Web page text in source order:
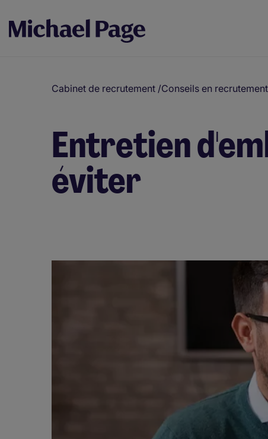
Cabinet de recrutement /Conseils en recrutement
Entretien
éviter